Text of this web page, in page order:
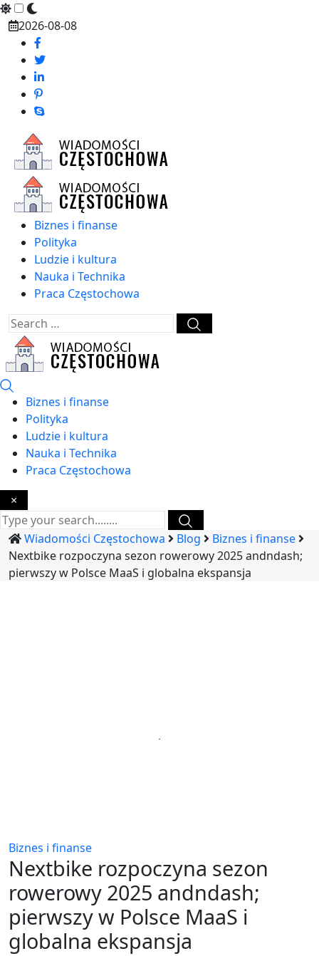
Skip
content
2026-08-08
Biznes i finanse
Polityka
Ludzie i kultura
Nauka i Technika
Praca Częstochowa
Biznes i finanse
Polityka
Ludzie i kultura
Nauka i Technika
Praca Częstochowa
×
Wiadomości Częstochowa Blog
Biznes i finanse
Nextbike rozpoczyna sezon rowerowy 2025 andndash;
pierwszy w Polsce MaaS i globalna ekspansja
Biznes i finanse
Nextbike rozpoczyna sezon
rowerowy 2025 andndash;
pierwszy w Polsce MaaS i
globalna ekspansja